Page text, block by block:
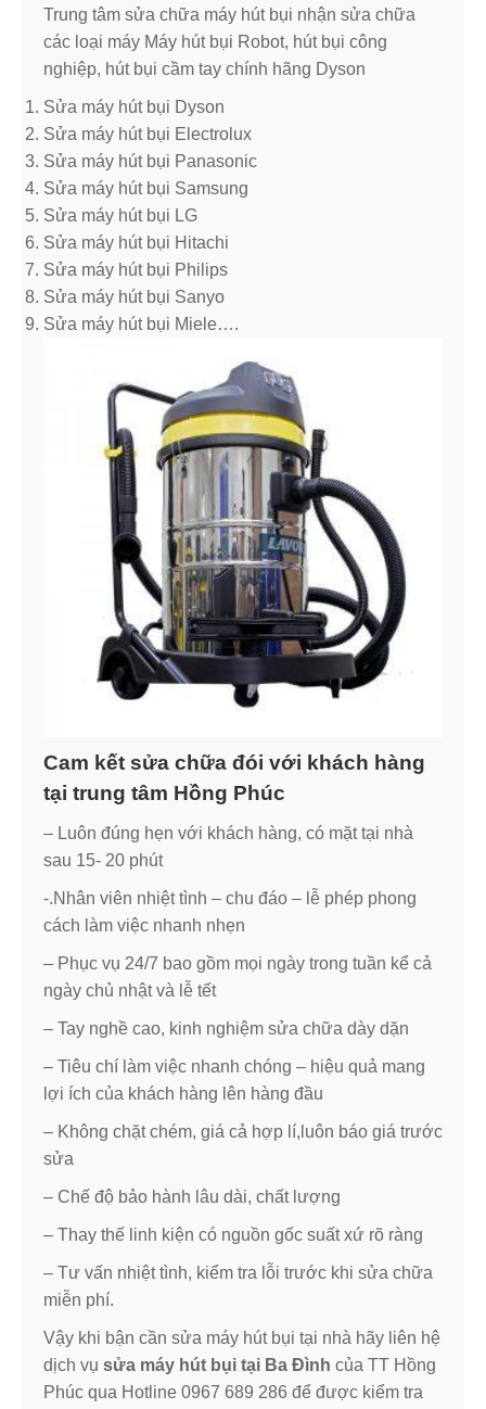
Trung tâm sửa chữa máy hút bụi nhận sửa chữa
các loại máy Máy hút bụi Robot, hút bụi công
nghiệp, hút bụi cầm tay chính hãng Dyson
Sửa máy hút bụi Dyson
Sửa máy hút bụi Electrolux
Sửa máy hút bụi Panasonic
Sửa máy hút bụi Samsung
Sửa máy hút bụi LG
Sửa máy hút bụi Hitachi
Sửa máy hút bụi Philips
Sửa máy hút bụi Sanyo
Sửa máy hút bụi Miele….
Cam kết sửa chữa đói với khách hàng
tại trung tâm Hồng Phúc
– Luôn đúng hẹn với khách hàng, có mặt tại nhà
sau 15- 20 phút
-.Nhân viên nhiệt tình – chu đáo – lễ phép phong
cách làm việc nhanh nhẹn
– Phục vụ 24/7 bao gồm mọi ngày trong tuần kể cả
ngày chủ nhật và lễ tết
– Tay nghề cao, kinh nghiệm sửa chữa dày dặn
– Tiêu chí làm việc nhanh chóng – hiệu quả mang
lợi ích của khách hàng lên hàng đầu
– Không chặt chém, giá cả hợp lí,luôn báo giá trước
sửa
– Chế độ bảo hành lâu dài, chất lượng
– Thay thế linh kiện có nguồn gốc suất xứ rõ ràng
– Tư vấn nhiệt tình, kiểm tra lỗi trước khi sửa chữa
miễn phí.
Vậy khi bận cần sửa máy hút bụi tại nhà hãy liên hệ
dịch vụ sửa máy hút bụi tại Ba Đình của TT Hồng
Phúc qua Hotline 0967 689 286 để được kiểm tra